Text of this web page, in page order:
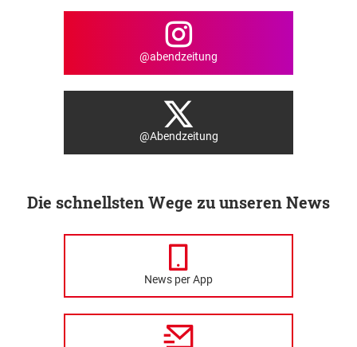
@abendzeitung
@Abendzeitung
Die schnellsten Wege zu unseren News
News per App